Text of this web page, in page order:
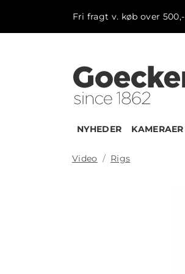
Fri fragt v. køb over 500,-
NYHEDER KAMERAER
Video Rigs